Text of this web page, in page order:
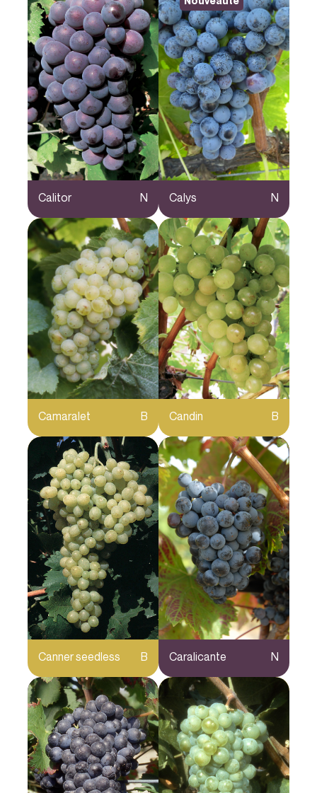
Calitor N Calys N
Camaralet B Candin B
Canner seedless B Caralicante N